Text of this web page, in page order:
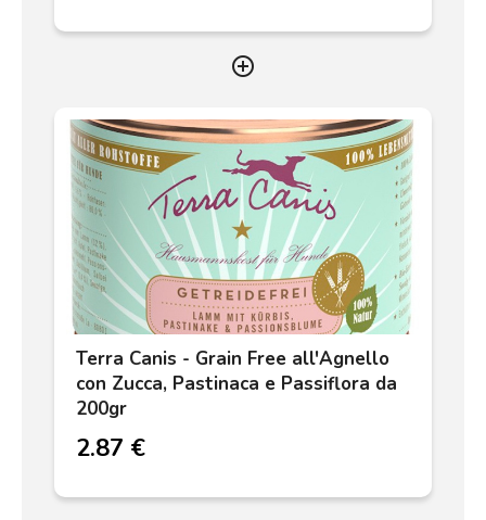
add_circle_outline
Terra Canis - Grain Free all'Agnello
con Zucca, Pastinaca e Passiflora da
200gr
2.87 €